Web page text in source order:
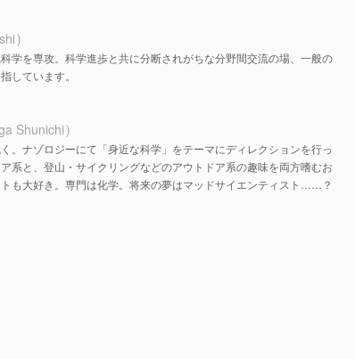
学を専攻。科学進歩と共に分断されがちな分野間交流の場、一般の
しています。
Shunichi
。ナゾロジーにて「身近な科学」をテーマにディレクションを行っ
系と、登山・サイクリングなどのアウトドア系の趣味を両方嗜むお
も大好き。専門は化学。将来の夢はマッドサイエンティスト……？